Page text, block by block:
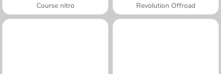
Course nitro Revolution Offroad